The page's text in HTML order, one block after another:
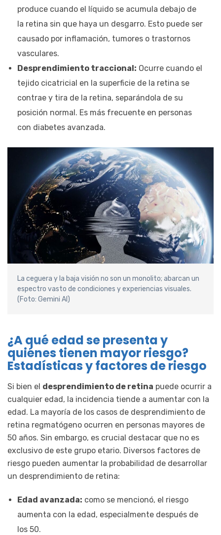
produce cuando el líquido se acumula debajo de
la retina sin que haya un desgarro. Esto puede ser
causado por inflamación, tumores o trastornos
vasculares.
Desprendimiento traccional: Ocurre cuando el
tejido cicatricial en la superficie de la retina se
contrae y tira de la retina, separándola de su
posición normal. Es más frecuente en personas
con diabetes avanzada.
La ceguera y la baja visión no son un monolito; abarcan un
espectro vasto de condiciones y experiencias visuales.
(Foto: Gemini AI)
¿A qué edad se presenta y
quiénes tienen mayor riesgo?
Estadísticas y factores de riesgo
Si bien el desprendimiento de retina puede ocurrir a
cualquier edad, la incidencia tiende a aumentar con la
edad. La mayoría de los casos de desprendimiento de
retina regmatógeno ocurren en personas mayores de
50 años. Sin embargo, es crucial destacar que no es
exclusivo de este grupo etario. Diversos factores de
riesgo pueden aumentar la probabilidad de desarrollar
un desprendimiento de retina:
Edad avanzada: como se mencionó, el riesgo
aumenta con la edad, especialmente después de
los 50.